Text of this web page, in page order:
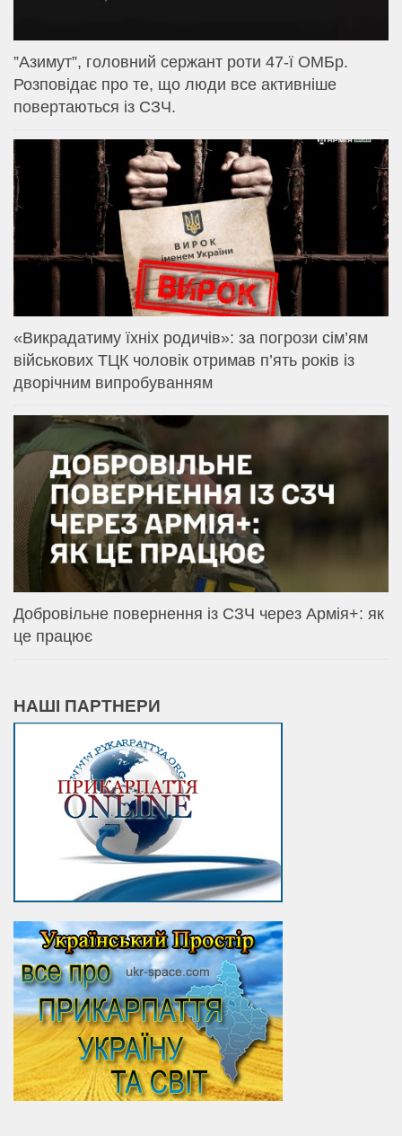
⁨”Азимут”, головний сержант роти 47-ї ОМБр.
Розповідає про те, що люди все активніше
повертаються із СЗЧ.
«Викрадатиму їхніх родичів»: за погрози сім’ям
військових ТЦК чоловік отримав п’ять років із
дворічним випробуванням
Добровільне повернення із СЗЧ через Армія+: як
це працює
НАШІ ПАРТНЕРИ